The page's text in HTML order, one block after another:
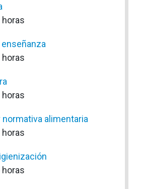
horas
enseñanza
horas
horas
alimentaria
horas
horas